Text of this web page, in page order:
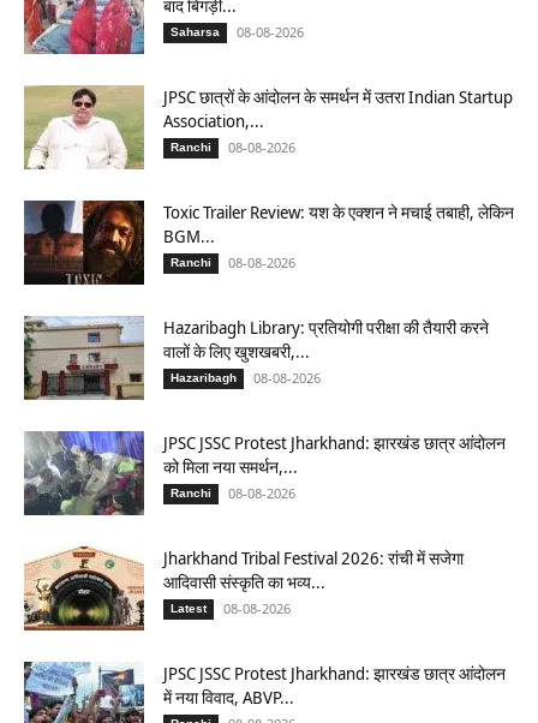
बाद बिगड़ी...
Saharsa 08-08-2026
JPSC छात्रों के आंदोलन के समर्थन में उतरा Indian Startup
Association,...
Ranchi 08-08-2026
Toxic Trailer Review: यश के एक्शन ने मचाई तबाही, लेकिन
BGM...
Ranchi 08-08-2026
Hazaribagh Library: प्रतियोगी परीक्षा की तैयारी करने
वालों के लिए खुशखबरी,...
Hazaribagh 08-08-2026
JPSC JSSC Protest Jharkhand: झारखंड छात्र आंदोलन
को मिला नया समर्थन,...
Ranchi 08-08-2026
Jharkhand Tribal Festival 2026: रांची में सजेगा
आदिवासी संस्कृति का भव्य...
Latest 08-08-2026
JPSC JSSC Protest Jharkhand: झारखंड छात्र आंदोलन
में नया विवाद, ABVP...